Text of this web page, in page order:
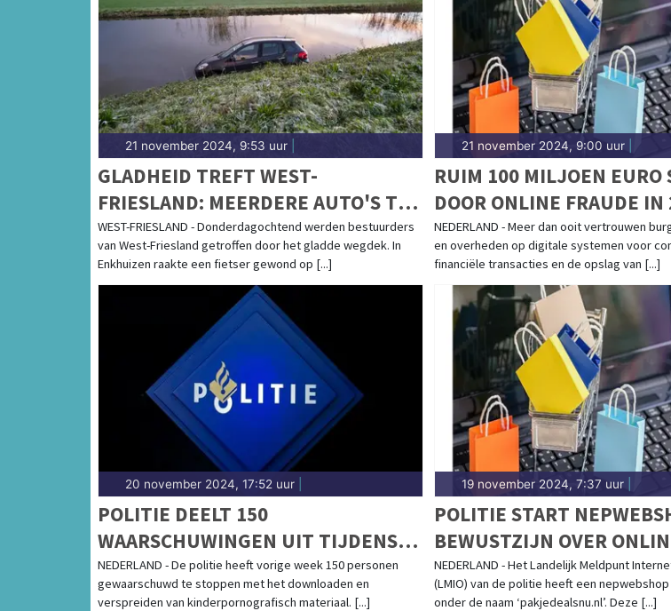
21 november 2024, 9:53 uur
GLADHEID TREFT WEST-
FRIESLAND: MEERDERE AUTO'S TE
WATER EN VALPARTIJEN
WEST-FRIESLAND - Donderdagochtend werden bestuurders
van West-Friesland getroffen door het gladde wegdek. In
Enkhuizen raakte een fietser gewond op [...]
21 november 2024, 9:00 uur|
RUIM 100 MILJOEN EURO
DOOR ONLINE FRAUDE IN
NEDERLAND - Meer dan ooit vertrouwen
en overheden op digitale systemen voor
financiële transacties en de opslag van [...]
20 november 2024, 17:52 uur
POLITIE DEELT 150
WAARSCHUWINGEN UIT TIJDENS
LANDELIJKE ACTIEWEEK BEZIT
KINDERPORNO
NEDERLAND - De politie heeft vorige week 150 personen
gewaarschuwd te stoppen met het downloaden en
verspreiden van kinderpornografisch materiaal. [...]
19 november 2024, 7:37 uur|
POLITIE START
BEWUSTZIJN OVER
FRAUDE TE VERGROTEN
NEDERLAND - Het Landelijk Meldpunt
(LMIO) van de politie heeft een
onder de naam ‘pakjedealsnu.nl’. Deze [...]